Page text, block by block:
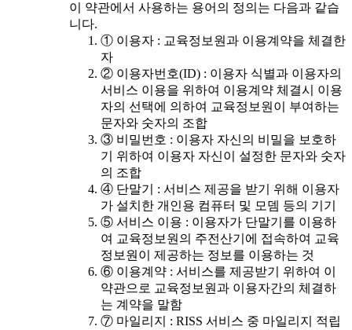
이 약관에서 사용하는 용어의 정의는 다음과 같습
니다.
① 이용자 : 교육정보원과 이용계약을 체결한
자
② 이용자번호(ID) : 이용자 식별과 이용자의
서비스 이용을 위하여 이용계약 체결시 이용
자의 선택에 의하여 교육정보원이 부여하는
문자와 숫자의 조합
③ 비밀번호 : 이용자 자신의 비밀을 보호하
기 위하여 이용자 자신이 설정한 문자와 숫자
의 조합
④ 단말기 : 서비스 제공을 받기 위해 이용자
가 설치한 개인용 컴퓨터 및 모뎀 등의 기기
⑤ 서비스 이용 : 이용자가 단말기를 이용하
여 교육정보원의 주전산기에 접속하여 교육
정보원이 제공하는 정보를 이용하는 것
⑥ 이용계약 : 서비스를 제공받기 위하여 이
약관으로 교육정보원과 이용자간의 체결하
는 계약을 말함
⑦ 마일리지 : RISS 서비스 중 마일리지 적립